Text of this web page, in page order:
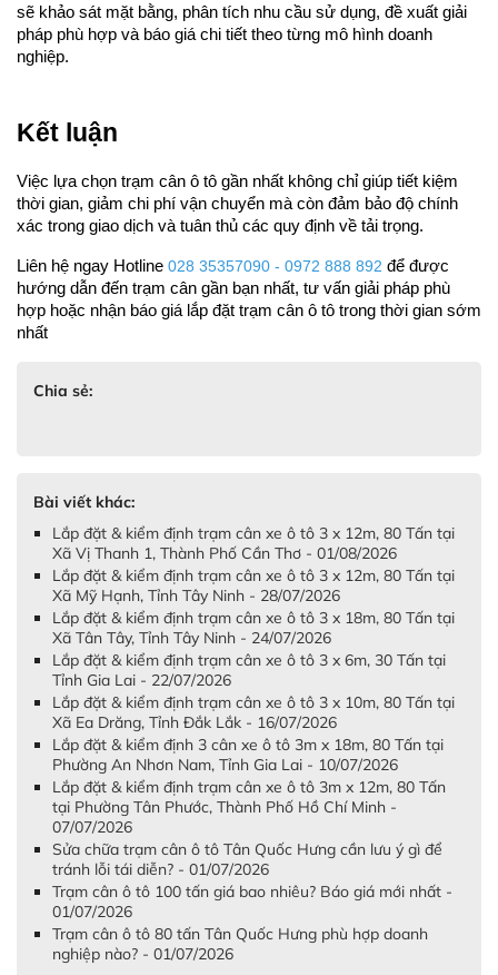
sẽ khảo sát mặt bằng, phân tích nhu cầu sử dụng, đề xuất giải
pháp phù hợp và báo giá chi tiết theo từng mô hình doanh
nghiệp.
Kết luận
Việc lựa chọn trạm cân ô tô gần nhất không chỉ giúp tiết kiệm
thời gian, giảm chi phí vận chuyển mà còn đảm bảo độ chính
xác trong giao dịch và tuân thủ các quy định về tải trọng.
Liên hệ ngay Hotline 028 35357090 - 0972 888 892 để được
hướng dẫn đến trạm cân gần bạn nhất, tư vấn giải pháp phù
hợp hoặc nhận báo giá lắp đặt trạm cân ô tô trong thời gian sớm
nhất
Chia sẻ:
Bài viết khác:
Lắp đặt & kiểm định trạm cân xe ô tô 3 x 12m, 80 Tấn tại
Xã Vị Thanh 1, Thành Phố Cần Thơ - 01/08/2026
Lắp đặt & kiểm định trạm cân xe ô tô 3 x 12m, 80 Tấn tại
Xã Mỹ Hạnh, Tỉnh Tây Ninh - 28/07/2026
Lắp đặt & kiểm định trạm cân xe ô tô 3 x 18m, 80 Tấn tại
Xã Tân Tây, Tỉnh Tây Ninh - 24/07/2026
Lắp đặt & kiểm định trạm cân xe ô tô 3 x 6m, 30 Tấn tại
Tỉnh Gia Lai - 22/07/2026
Lắp đặt & kiểm định trạm cân xe ô tô 3 x 10m, 80 Tấn tại
Xã Ea Drăng, Tỉnh Đắk Lắk - 16/07/2026
Lắp đặt & kiểm định 3 cân xe ô tô 3m x 18m, 80 Tấn tại
Phường An Nhơn Nam, Tỉnh Gia Lai - 10/07/2026
Lắp đặt & kiểm định trạm cân xe ô tô 3m x 12m, 80 Tấn
tại Phường Tân Phước, Thành Phố Hồ Chí Minh -
07/07/2026
Sửa chữa trạm cân ô tô Tân Quốc Hưng cần lưu ý gì để
tránh lỗi tái diễn? - 01/07/2026
Trạm cân ô tô 100 tấn giá bao nhiêu? Báo giá mới nhất -
01/07/2026
Trạm cân ô tô 80 tấn Tân Quốc Hưng phù hợp doanh
nghiệp nào? - 01/07/2026